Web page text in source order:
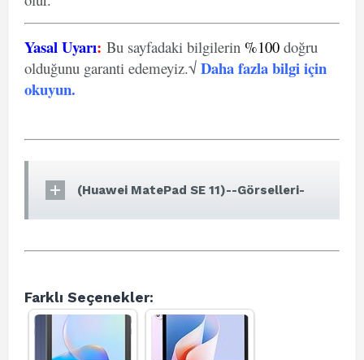
Yasal Uyarı: Bu sayfadaki bilgilerin %100 doğru
olduğunu garanti edemeyiz.√ Daha fazla bilgi için
okuyun.
(Huawei MatePad SE 11)--Görselleri-
Farklı Seçenekler: